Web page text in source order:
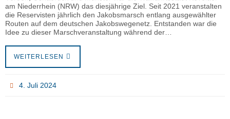
am Niederrhein (NRW) das diesjährige Ziel. Seit 2021 veranstalten
die Reservisten jährlich den Jakobsmarsch entlang ausgewählter
Routen auf dem deutschen Jakobswegenetz. Entstanden war die
Idee zu dieser Marschveranstaltung während der…
WEITERLESEN
4. Juli 2024